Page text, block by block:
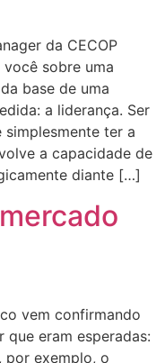
da CECOP
sobre uma
base de uma
a liderança. Ser
simplesmente ter a
a capacidade de
diante […]
vem confirmando
eram esperadas:
por exemplo, o